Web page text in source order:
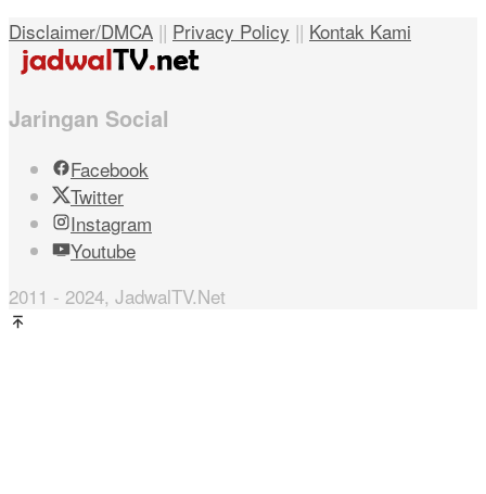
Disclaimer/DMCA || Privacy Policy || Kontak Kami
Jaringan Social
Facebook
Twitter
Instagram
Youtube
2011 - 2024, JadwalTV.Net